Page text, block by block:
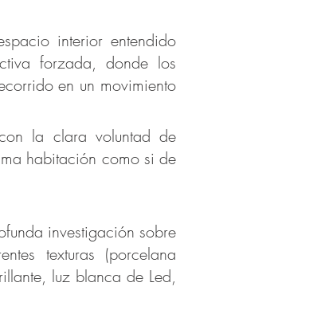
interior entendido
forzada, donde los
en un movimiento
la clara voluntad de
habitación como si de
investigación sobre
texturas (porcelana
luz blanca de Led,